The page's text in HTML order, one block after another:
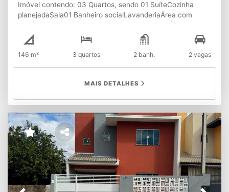
Imóvel contendo: 03 Quartos, sendo 01 SuíteCozinha
planejadaSala01 Banheiro socialLavanderiaÁrea com
disponibilidade e os valores dos imóveis estão sujeitos à
alterações sem aviso prévio.
146 m² 3 quartos 2 banh. 2 vagas
MAIS DETALHES